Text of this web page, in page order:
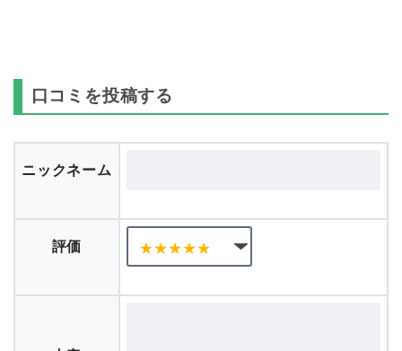
口コミを投稿する
ニックネーム
評価